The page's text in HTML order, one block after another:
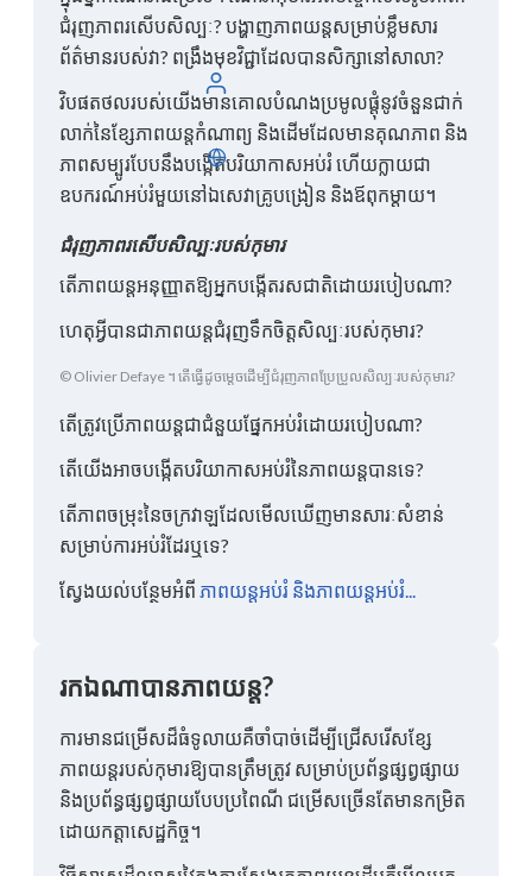
ខ្មែរ
ជំរុញ​ភាព​រសើប​សិល្បៈ? បង្ហាញភាពយន្តសម្រាប់ខ្លឹមសារ
ព័ត៌មានរបស់វា? ពង្រឹងមុខវិជ្ជាដែលបានសិក្សានៅសាលា?
វិបផតថលរបស់យើងមានគោលបំណងប្រមូលផ្តុំនូវចំនួនជាក់
លាក់នៃខ្សែភាពយន្តកំណាព្យ និងដើមដែលមានគុណភាព និង
ភាពសម្បូរបែបនឹងបង្កើតបរិយាកាសអប់រំ ហើយក្លាយជា
ឧបករណ៍អប់រំមួយនៅឯសេវាគ្រូបង្រៀន និងឪពុកម្តាយ។
ជំរុញភាពរសើបសិល្បៈរបស់កុមារ
តើ​ភាពយន្ត​អនុញ្ញាត​ឱ្យ​អ្នក​បង្កើត​រសជាតិ​ដោយ​របៀប​ណា?
ហេតុអ្វីបានជាភាពយន្តជំរុញទឹកចិត្តសិល្បៈរបស់កុមារ?
© Olivier Defaye ។ តើធ្វើដូចម្តេចដើម្បីជំរុញភាពប្រែប្រួលសិល្បៈរបស់កុមារ?
តើ​ត្រូវ​ប្រើ​ភាពយន្ត​ជា​ជំនួយ​ផ្នែក​អប់រំ​ដោយ​របៀប​ណា?
តើយើងអាចបង្កើតបរិយាកាសអប់រំនៃភាពយន្តបានទេ?
តើភាពចម្រុះនៃចក្រវាឡដែលមើលឃើញមានសារៈសំខាន់
សម្រាប់ការអប់រំដែរឬទេ?
ស្វែងយល់បន្ថែមអំពី ភាពយន្តអប់រំ និងភាពយន្តអប់រំ...
រកឯណាបានភាពយន្ត?
ការមានជម្រើសដ៏ធំទូលាយគឺចាំបាច់ដើម្បីជ្រើសរើសខ្សែ
ភាពយន្តរបស់កុមារឱ្យបានត្រឹមត្រូវ សម្រាប់ប្រព័ន្ធផ្សព្វផ្សាយ
និងប្រព័ន្ធផ្សព្វផ្សាយបែបប្រពៃណី ជម្រើសច្រើនតែមានកម្រិត
ដោយកត្តាសេដ្ឋកិច្ច។